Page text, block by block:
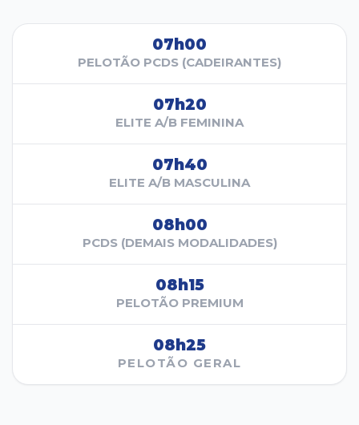
07h00
PELOTÃO PCDS (CADEIRANTES)
07h20
ELITE A/B FEMININA
07h40
ELITE A/B MASCULINA
08h00
PCDS (DEMAIS MODALIDADES)
08h15
PELOTÃO PREMIUM
08h25
PELOTÃO GERAL